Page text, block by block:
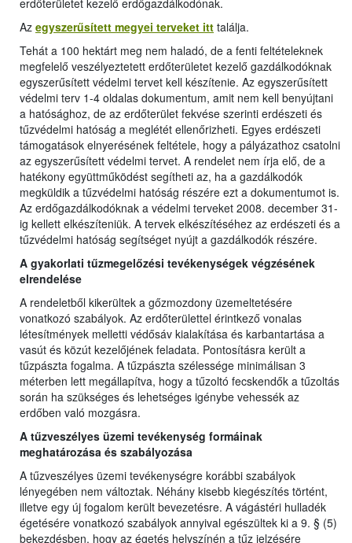
erdőterületet kezelő erdőgazdálkodónak.
Az egyszerűsített megyei terveket itt találja.
Tehát a 100 hektárt meg nem haladó, de a fenti feltételeknek
megfelelő veszélyeztetett erdőterületet kezelő gazdálkodóknak
egyszerűsített védelmi tervet kell készítenie. Az egyszerűsített
védelmi terv 1-4 oldalas dokumentum, amit nem kell benyújtani
a hatósághoz, de az erdőterület fekvése szerinti erdészeti és
tűzvédelmi hatóság a meglétét ellenőrizheti. Egyes erdészeti
támogatások elnyerésének feltétele, hogy a pályázathoz csatolni
az egyszerűsített védelmi tervet. A rendelet nem írja elő, de a
hatékony együttműködést segítheti az, ha a gazdálkodók
megküldik a tűzvédelmi hatóság részére ezt a dokumentumot is.
Az erdőgazdálkodóknak a védelmi terveket 2008. december 31-
ig kellett elkészíteniük. A tervek elkészítéséhez az erdészeti és a
tűzvédelmi hatóság segítséget nyújt a gazdálkodók részére.
A gyakorlati tűzmegelőzési tevékenységek végzésének
elrendelése
A rendeletből kikerültek a gőzmozdony üzemeltetésére
vonatkozó szabályok. Az erdőterülettel érintkező vonalas
létesítmények melletti védősáv kialakítása és karbantartása a
vasút és közút kezelőjének feladata. Pontosításra került a
tűzpászta fogalma. A tűzpászta szélessége minimálisan 3
méterben lett megállapítva, hogy a tűzoltó fecskendők a tűzoltás
során ha szükséges és lehetséges igénybe vehessék az
erdőben való mozgásra.
A tűzveszélyes üzemi tevékenység formáinak
meghatározása és szabályozása
A tűzveszélyes üzemi tevékenységre korábbi szabályok
lényegében nem változtak. Néhány kisebb kiegészítés történt,
illetve egy új fogalom került bevezetésre. A vágástéri hulladék
égetésére vonatkozó szabályok annyival egészültek ki a 9. § (5)
bekezdésben, hogy az égetés helyszínén a tűz jelzésére